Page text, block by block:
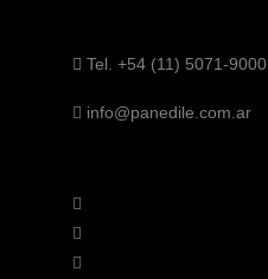
Tel. +54 (11) 5071-9000
info@panedile.com.ar